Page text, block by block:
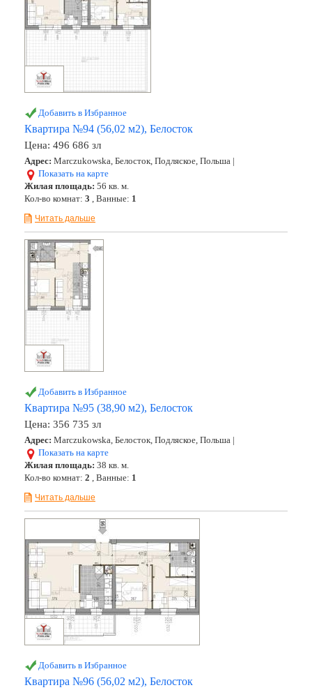
Добавить в Избранное
Квартира №94 (56,02 м2), Белосток
Цена: 496 686 зл
Адрес: Marczukowska, Белосток, Подляское, Польша |
Показать на карте
Жилая площадь: 56 кв. м.
Кол-во комнат: 3 , Ванные: 1
Читать дальше
Добавить в Избранное
Квартира №95 (38,90 м2), Белосток
Цена: 356 735 зл
Адрес: Marczukowska, Белосток, Подляское, Польша |
Показать на карте
Жилая площадь: 38 кв. м.
Кол-во комнат: 2 , Ванные: 1
Читать дальше
Добавить в Избранное
Квартира №96 (56,02 м2), Белосток